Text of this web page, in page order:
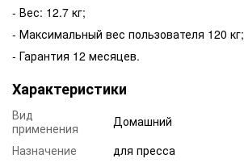
- Вес: 12.7 кг;
- Максимальный вес пользователя 120 кг;
- Гарантия 12 месяцев.
Характеристики
Вид
применения
Домашний
Назначение
для пресса